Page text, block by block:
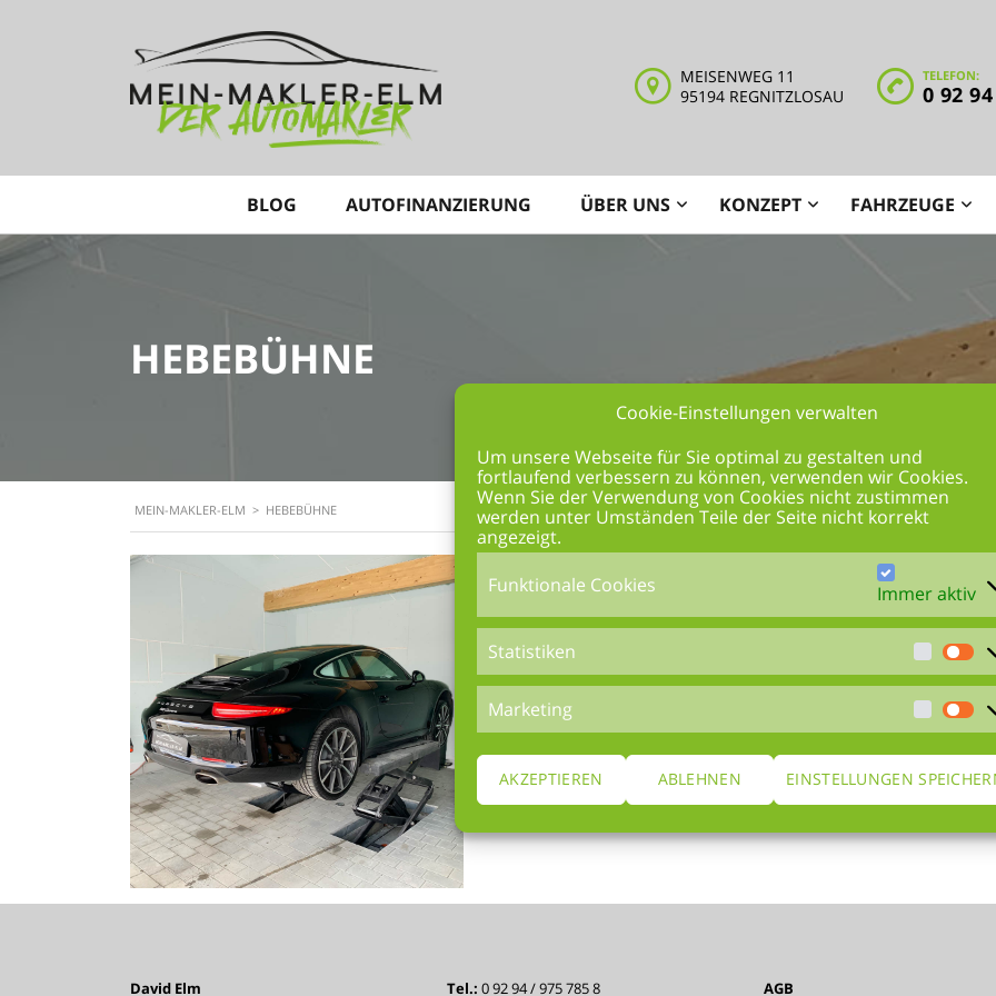
Cookie-Einstellungen verwalten
Um unsere Webseite für Sie optimal zu gestalten und
fortlaufend verbessern zu können, verwenden wir Cookies.
Wenn Sie der Verwendung von Cookies nicht zustimmen
werden unter Umständen Teile der Seite nicht korrekt
angezeigt.
Funktionale Cookies
Immer aktiv
Statistiken
Marketing
AKZEPTIEREN ABLEHNEN EINSTELLUNGEN
TELEFON:
0 92
MEISENWEG 11
95194 REGNITZLOSAU
BLOG AUTOFINANZIERUNG ÜBER UNS KONZEPT FAHRZEUGE
HEBEBÜHNE
MEIN-MAKLER-ELM > HEBEBÜHNE
David Elm Tel.: 0 92 94 / 975 785 8 AGB